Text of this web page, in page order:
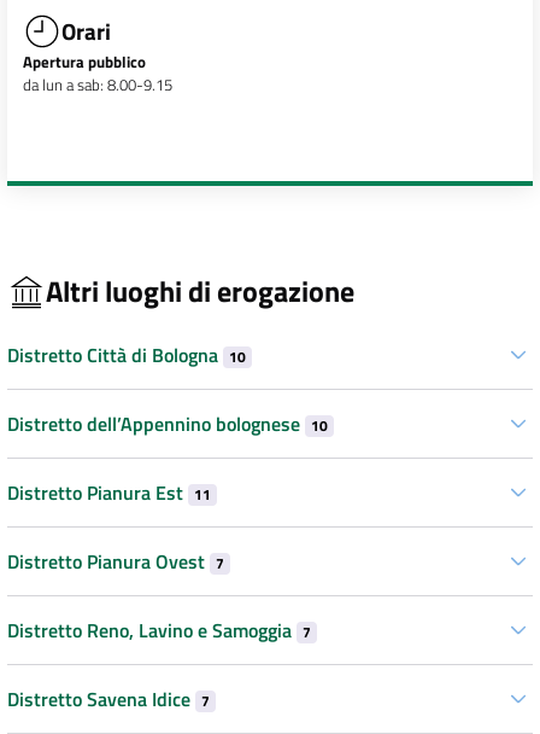
Orari
Apertura pubblico
da lun a sab: 8.00-9.15
Altri luoghi di erogazione
Distretto Città di Bologna 10
Distretto dell’Appennino bolognese 10
Distretto Pianura Est 11
Distretto Pianura Ovest 7
Distretto Reno, Lavino e Samoggia 7
Distretto Savena Idice 7